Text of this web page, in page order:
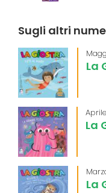
Sugli altri
La
La
La